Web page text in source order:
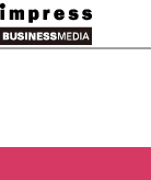
メ
イ